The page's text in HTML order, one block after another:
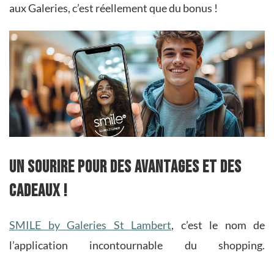
aux Galeries, c’est réellement que du bonus !
Un sourire pour des avantages et des
cadeaux !
SMILE by Galeries St Lambert, c’est le nom de
l’application incontournable du shopping.